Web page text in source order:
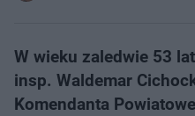
W wieku zaledwie 53
insp. Waldemar
Komendanta